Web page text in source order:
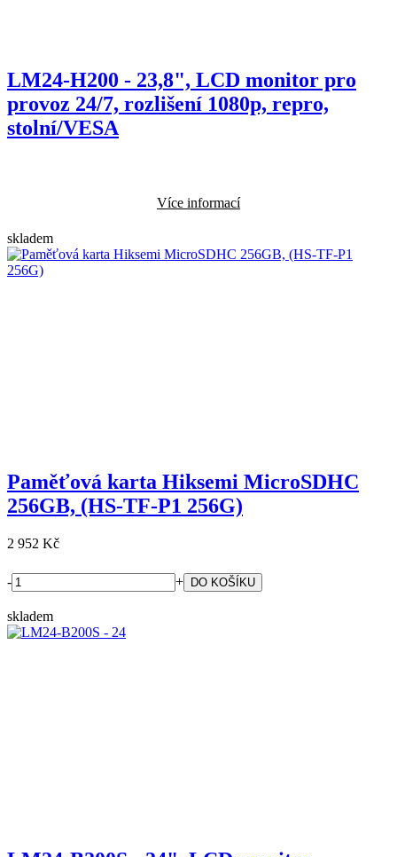
LM24-H200 - 23,8", LCD monitor pro
provoz 24/7, rozlišení 1080p, repro,
stolní/VESA
Více informací
skladem
Paměťová karta Hiksemi MicroSDHC
256GB, (HS-TF-P1 256G)
2 952 Kč
- +
skladem